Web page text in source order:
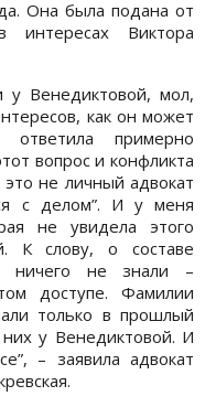
Она была подана от
интересах Виктора
у Венедиктовой, мол,
как он может
примерно
вопрос и конфликта
не личный адвокат
с делом”. И у меня
не увидела этого
К слову, о составе
ничего не знали –
доступе. Фамилии
только в прошлый
у Венедиктовой. И
– заявила адвокат